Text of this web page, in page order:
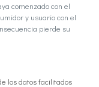
comenzado con el
y usuario con el
pierde su
los datos facilitados